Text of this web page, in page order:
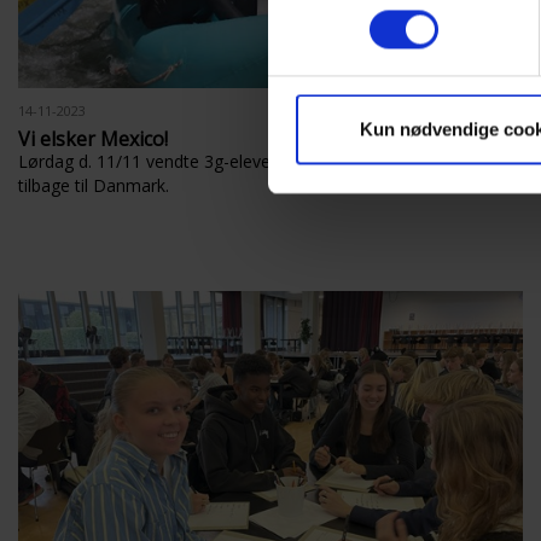
Kun nødvendige
14-11-2023
Vi elsker Mexico!
Lørdag d. 11/11 vendte 3g-eleverne fra årets mexicoudveksling
tilbage til Danmark.